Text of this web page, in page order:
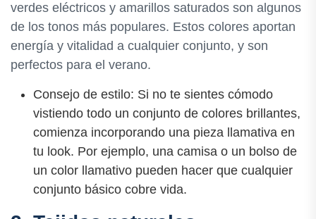
verdes eléctricos y amarillos saturados son algunos
de los tonos más populares. Estos colores aportan
energía y vitalidad a cualquier conjunto, y son
perfectos para el verano.
Consejo de estilo: Si no te sientes cómodo
vistiendo todo un conjunto de colores brillantes,
comienza incorporando una pieza llamativa en
tu look. Por ejemplo, una camisa o un bolso de
un color llamativo pueden hacer que cualquier
conjunto básico cobre vida.